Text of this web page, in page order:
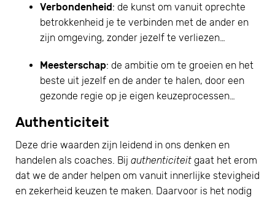
Verbondenheid: de kunst om vanuit oprechte
betrokkenheid je te verbinden met de ander en
zijn omgeving, zonder jezelf te verliezen…
Meesterschap: de ambitie om te groeien en het
beste uit jezelf en de ander te halen, door een
gezonde regie op je eigen keuzeprocessen…
Authenticiteit
Deze drie waarden zijn leidend in ons denken en
handelen als coaches. Bij authenticiteit gaat het erom
dat we de ander helpen om vanuit innerlijke stevigheid
en zekerheid keuzen te maken. Daarvoor is het nodig